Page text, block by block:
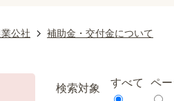
公社
補助金・交付金について
検索対象 すべて ペ